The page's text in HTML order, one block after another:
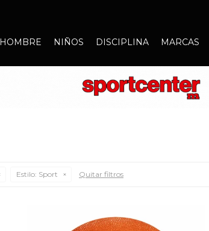
HOMBRE NIÑOS DISCIPLINA MARCAS
Estilo: Sport Quitar filtros